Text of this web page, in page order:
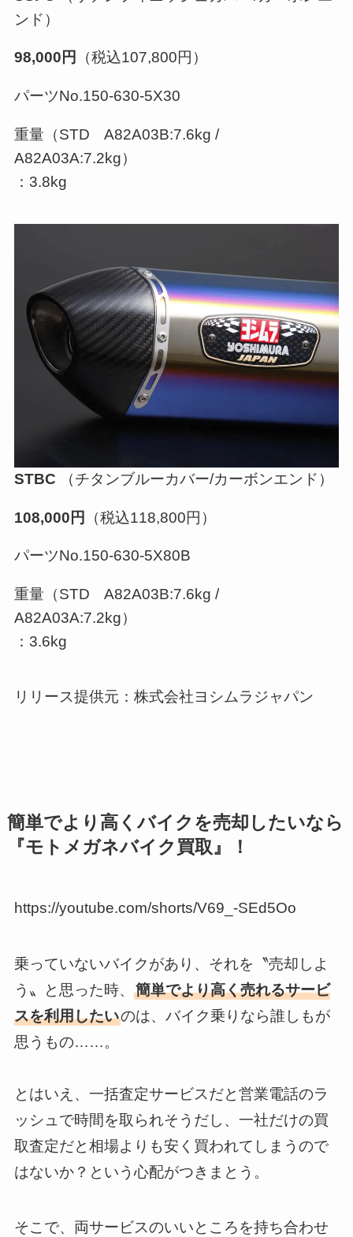
ンド）
98,000円 （税込107,800円）
パーツNo.150-630-5X30
重量（STD A82A03B:7.6kg /
A82A03A:7.2kg）
：3.8kg
STBC （チタンブルーカバー/カーボンエンド）
108,000円 （税込118,800円）
パーツNo.150-630-5X80B
重量（STD A82A03B:7.6kg /
A82A03A:7.2kg）
：3.6kg
リリース提供元：株式会社ヨシムラジャパン
簡単でより高くバイクを売却したいなら
『モトメガネバイク買取』！
https://youtube.com/shorts/V69_-SEd5Oo
乗っていないバイクがあり、それを〝売却しよ
う〟と思った時、 簡単でより高く売れるサービ
スを利用したいのは、バイク乗りなら誰しもが
思うもの……。
とはいえ、一括査定サービスだと営業電話のラ
ッシュで時間を取られそうだし、一社だけの買
取査定だと相場よりも安く買われてしまうので
はないか？という心配がつきまとう。
そこで、両サービスのいいところを持ち合わせ